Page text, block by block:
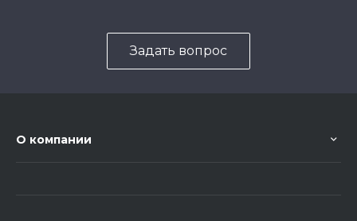
Задать вопрос
О компании